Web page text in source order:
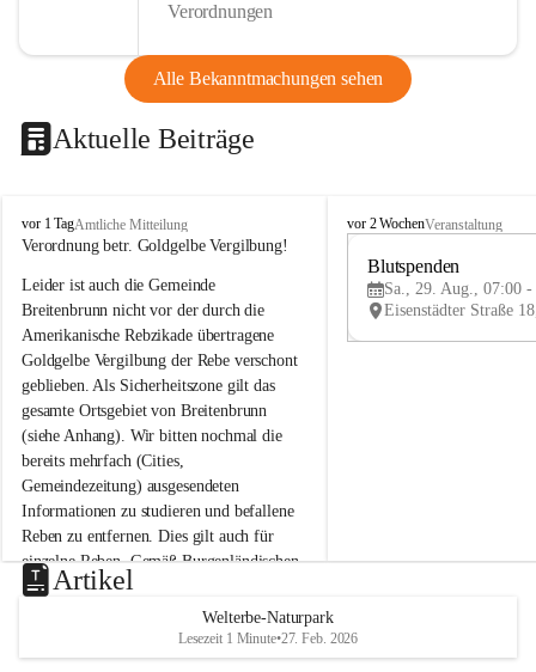
Verordnungen
Alle Bekanntmachungen sehen
Aktuelle Beiträge
B
r
i
t
e
n
b
r
u
n
n
a
m
N
e
u
s
d
vor 1 TagAmtliche Mitteilung
Verordnung betr. Goldgelbe Vergilbung!
Leider ist auch die Gemeinde
Breitenbrunn nicht vor der durch die
Amerikanische Rebzikade übertragene
Goldgelbe Vergilbung der Rebe verschont
geblieben. Als Sicherheitszone gilt das
gesamte Ortsgebiet von Breitenbrunn
(siehe Anhang). Wir bitten nochmal die
bereits mehrfach (Cities,
Gemeindezeitung) ausgesendeten
Informationen zu studieren und befallene
Reben zu entfernen. Dies gilt auch für
einzelne Reben. Gemäß Burgenländischen
Weinbaugesetz sind nicht gepflegte oder
unzulässige Weingärten zu roden! Bitte
helfen wir zusammen um unsere Winzer
vor den prognostizierten Ernteausfällen
B
e
u
e
d
vor 2 WochenVeranstaltung
Blutspenden
Sa., 29. Aug., 07:00 -
Artikel
Welterbe-Naturpark
Lesezeit 1 Minute•27. Feb. 2026